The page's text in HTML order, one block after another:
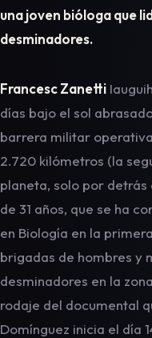
una joven bióloga que
desminadores.
Francesc Zanetti
días bajo el sol
barrera militar
2.720 kilómetros (la
planeta, solo por detrás
de 31 años, que se ha
en Biología en la
brigadas de hombres y
desminadores en la
rodaje del documental
Domínguez inicia el día